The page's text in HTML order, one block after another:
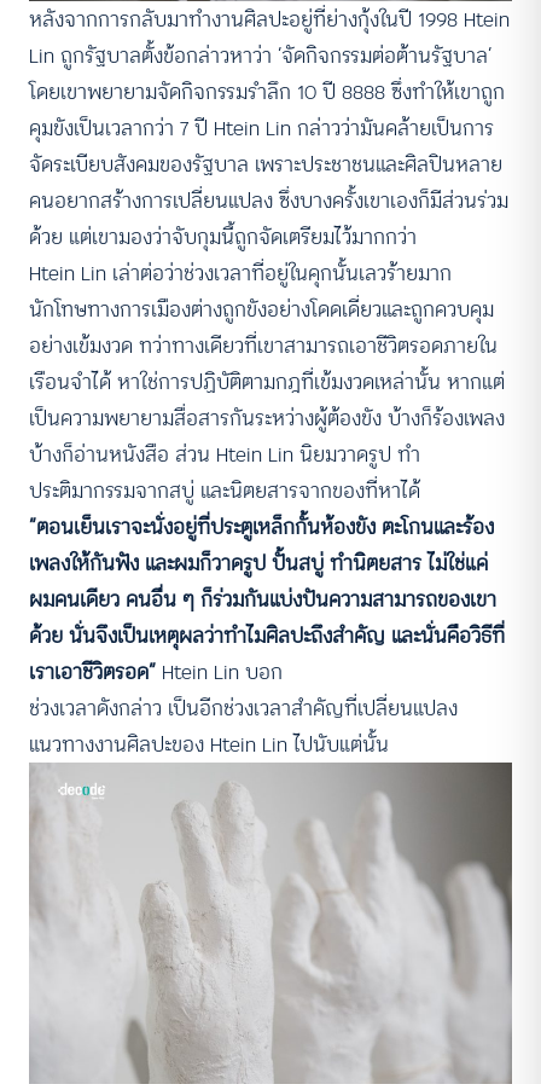
หลังจากการกลับมาทำงานศิลปะอยู่ที่ย่างกุ้งในปี 1998 Htein
Lin ถูกรัฐบาลตั้งข้อกล่าวหาว่า ‘จัดกิจกรรมต่อต้านรัฐบาล’
โดยเขาพยายามจัดกิจกรรมรำลึก 10 ปี 8888 ซึ่งทำให้เขาถูก
คุมขังเป็นเวลากว่า 7 ปี Htein Lin กล่าวว่ามันคล้ายเป็นการ
จัดระเบียบสังคมของรัฐบาล เพราะประชาชนและศิลปินหลาย
คนอยากสร้างการเปลี่ยนแปลง ซึ่งบางครั้งเขาเองก็มีส่วนร่วม
ด้วย แต่เขามองว่าจับกุมนี้ถูกจัดเตรียมไว้มากกว่า
Htein Lin เล่าต่อว่าช่วงเวลาที่อยู่ในคุกนั้นเลวร้ายมาก
นักโทษทางการเมืองต่างถูกขังอย่างโดดเดี่ยวและถูกควบคุม
อย่างเข้มงวด ทว่าทางเดียวที่เขาสามารถเอาชีวิตรอดภายใน
เรือนจำได้ หาใช่การปฏิบัติตามกฎที่เข้มงวดเหล่านั้น หากแต่
เป็นความพยายามสื่อสารกันระหว่างผู้ต้องขัง บ้างก็ร้องเพลง
บ้างก็อ่านหนังสือ ส่วน Htein Lin นิยมวาดรูป ทำ
ประติมากรรมจากสบู่ และนิตยสารจากของที่หาได้
“ตอนเย็นเราจะนั่งอยู่ที่ประตูเหล็กกั้นห้องขัง ตะโกนและร้อง
เพลงให้กันฟัง และผมก็วาดรูป ปั้นสบู่ ทำนิตยสาร ไม่ใช่แค่
ผมคนเดียว คนอื่น ๆ ก็ร่วมกันแบ่งปันความสามารถของเขา
ด้วย นั่นจึงเป็นเหตุผลว่าทำไมศิลปะถึงสำคัญ และนั่นคือวิธีที่
เราเอาชีวิตรอด” Htein Lin บอก
ช่วงเวลาดังกล่าว เป็นอีกช่วงเวลาสำคัญที่เปลี่ยนแปลง
แนวทางงานศิลปะของ Htein Lin ไปนับแต่นั้น